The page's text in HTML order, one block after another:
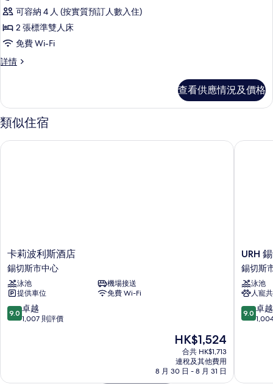
片
套
房,
2
間
臥
露
台,
海
景
可容納 4 人 (按實質預訂人數入住)
2 張標準雙人床
免費 Wi-Fi
詳情
套
臥
室,
露
海
查看供應情況及價格
類似住宿
卡
莉
波
利
斯
酒
店
卡莉波利斯酒店
錫切斯市中心
泳池
機場接送
提供車位
免費 Wi-Fi
9.0
分
9.0 卓越
1,007 則評價
現
HK$1,524
HK$1,524
合共 HK$1,713
連稅及其他費用
8 月 30 日 - 8 月 31 日
卡莉波利斯酒店
URH
錫
切
斯
海
灘
酒
URH
錫切斯
泳池
人寵
9.0
分
9.0 卓越
URH 錫